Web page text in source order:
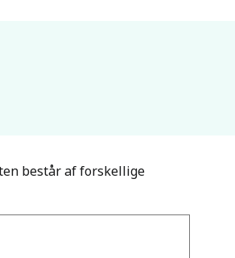
består af forskellige